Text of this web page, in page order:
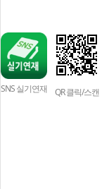
SNS 실기연재 QR 클릭/스캔